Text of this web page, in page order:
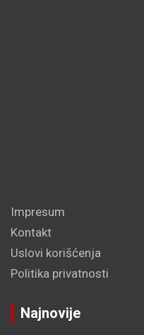
Impresum
Kontakt
Uslovi korišćenja
Politika privatnosti
Najnovije